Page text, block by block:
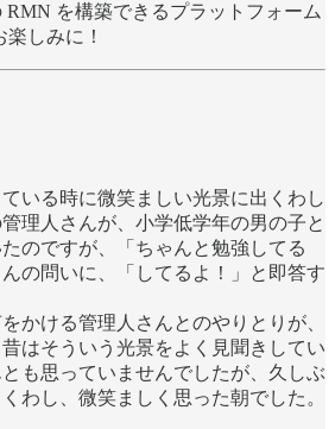
を構築できるプラットフォーム
楽しみに！
いる時に微笑ましい光景に出くわし
理人さんが、小学低学年の男の子と
のですが、「ちゃんと勉強してる
の問いに、「してるよ！」と即答す
かける管理人さんとのやりとりが、
はそういう光景をよく見聞きしてい
も思っていませんでしたが、久しぶ
わし、微笑ましく思った朝でした。